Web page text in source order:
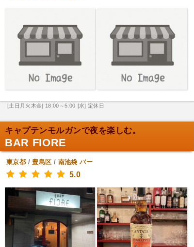
[土日月火木金] 18:00～5:00 [水] 定休日
キャプテンモルガンで夜を楽しむ。
BAR FIORE
東京都 /豊島区 / 南池袋 バー
5.0